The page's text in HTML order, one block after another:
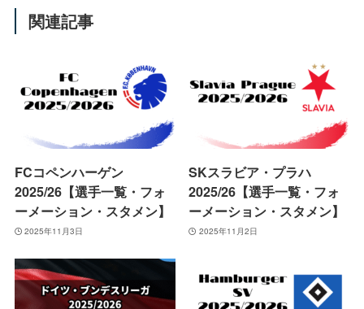
関連記事
FCコペンハーゲン
2025/26【選手一覧・フォ
ーメーション・スタメン】
2025年11月3日
SKスラビア・プラハ
2025/26【選手一覧・フォ
ーメーション・スタメン】
2025年11月2日